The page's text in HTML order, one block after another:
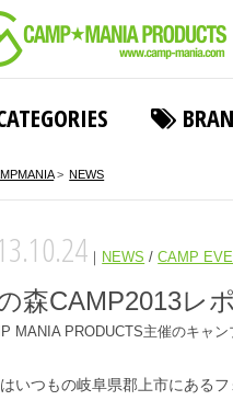
> NEWS
｜ NEWS /CAMP
森CAMP2013レ
MANIA PRODUCTS主催のキャ
いつもの岐阜県郡上市にある